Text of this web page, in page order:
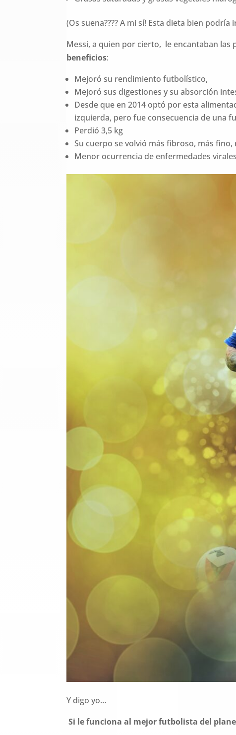
(Os suena???? A mi sí! Esta dieta bien
Messi, a quien por cierto, le encantaban las
beneficios:
Mejoró su rendimiento futbolístico,
Mejoró sus digestiones y su absorción
Desde que en 2014 optó por esta
izquierda, pero fue consecuencia de una
Perdió 3,5 kg
Su cuerpo se volvió más fibroso, más
Menor ocurrencia de enfermedades
Y digo yo…
Si le funciona al mejor futbolista del